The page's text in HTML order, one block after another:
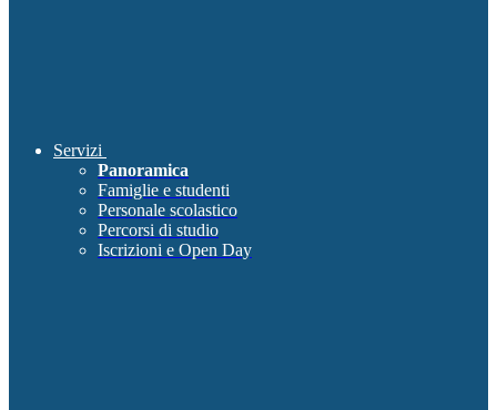
Servizi
Panoramica
Famiglie e studenti
Personale scolastico
Percorsi di studio
Iscrizioni e Open Day